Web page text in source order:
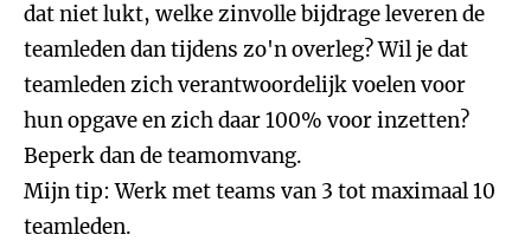
dat niet lukt, welke zinvolle bijdrage leveren de
teamleden dan tijdens zo'n overleg? Wil je dat
teamleden zich verantwoordelijk voelen voor
hun opgave en zich daar 100% voor inzetten?
Beperk dan de teamomvang.
Mijn tip: Werk met teams van 3 tot maximaal 10
teamleden.